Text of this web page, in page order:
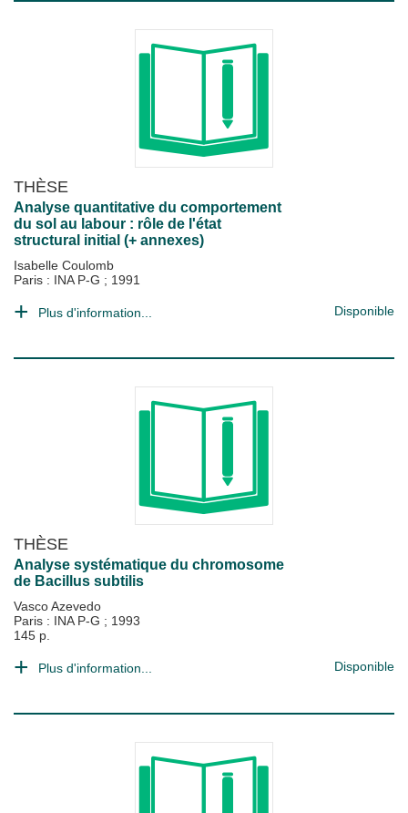
THÈSE
Analyse quantitative du comportement
du sol au labour : rôle de l'état
structural initial (+ annexes)
Isabelle Coulomb
Paris : INA P-G ; 1991
Plus d'information... Disponible
THÈSE
Analyse systématique du chromosome
de Bacillus subtilis
Vasco Azevedo
Paris : INA P-G ; 1993
145 p.
Plus d'information... Disponible